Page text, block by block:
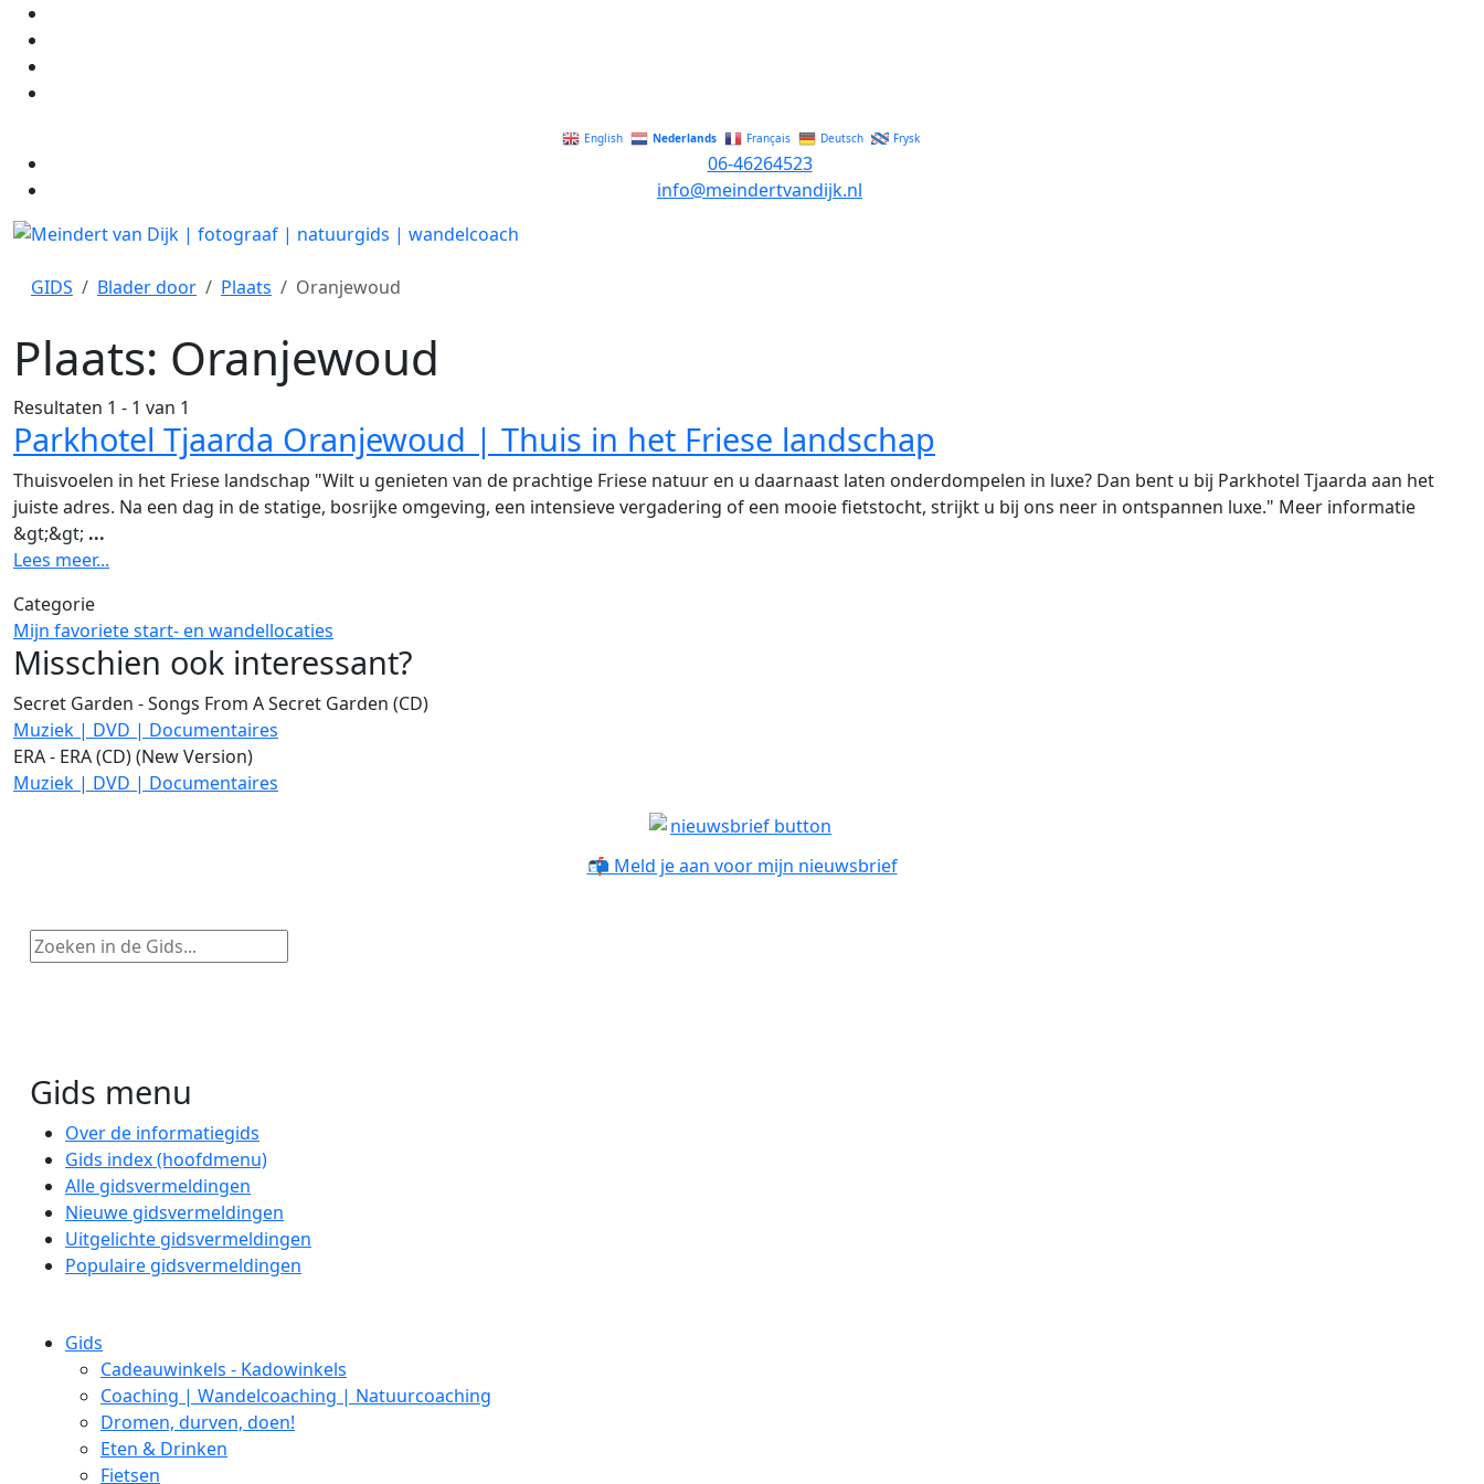
English Nederlands Français Deutsch Frysk
06-46264523
info@meindertvandijk.nl
GIDS Blader door Plaats Oranjewoud
Plaats: Oranjewoud
Resultaten 1 - 1 van 1
Parkhotel Tjaarda Oranjewoud | Thuis in het Friese landschap
Thuisvoelen in het Friese landschap "Wilt u genieten van de prachtige Friese natuur en u daarnaast laten onderdompelen in luxe? Dan bent u bij Parkhotel Tjaarda aan het
juiste adres. Na een dag in de statige, bosrijke omgeving, een intensieve vergadering of een mooie fietstocht, strijkt u bij ons neer in ontspannen luxe." Meer informatie
&gt;&gt; ...
Lees meer...
Categorie
Mijn favoriete start- en wandellocaties
Misschien ook interessant?
Secret Garden - Songs From A Secret Garden (CD)
Muziek | DVD | Documentaires
ERA - ERA (CD) (New Version)
Muziek | DVD | Documentaires
📬 Meld je aan voor mijn nieuwsbrief
Zoeken in de Gids...
Gids menu
Over de informatiegids
Gids index (hoofdmenu)
Alle gidsvermeldingen
Nieuwe gidsvermeldingen
Uitgelichte gidsvermeldingen
Populaire gidsvermeldingen
Gids
Cadeauwinkels - Kadowinkels
Coaching | Wandelcoaching | Natuurcoaching
Dromen, durven, doen!
Eten & Drinken
Fietsen